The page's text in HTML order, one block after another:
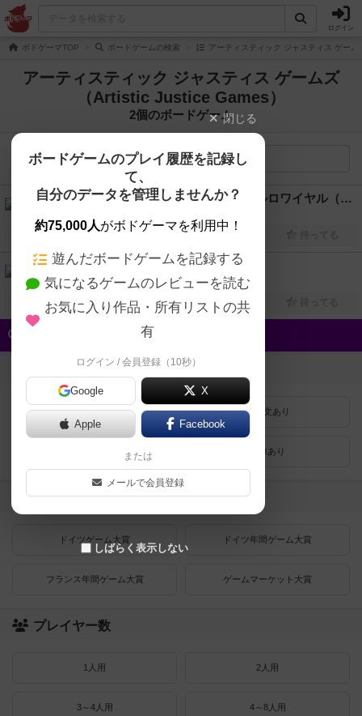
ログイン
ボドゲーマTOP ボードゲームの検索 アーティスティック ジャスティス ゲー
アーティスティック ジャスティス ゲームズ
（Artistic Justice Games）
2個のボードゲーム
検索メニュー
フェアリーテイルゲームズ：バトルロワイヤル（Fairytale Games: The Battle Royale）
持ってる
龍虎鳳雲（Dragon Tides）
1人～5人 60分前後 13歳～ 2015年～
興味あり 経験あり お気に入り 持ってる
登録状況
最近登録された順 紹介文あり
画像あり
受賞作品
ドイツゲーム大賞 ドイツ年間ゲーム大賞
フランス年間ゲーム大賞 ゲームマーケット大賞
プレイヤー数
1人用 2人用
3～4人用 4～8人用
閉じる
ボードゲームのプレイ履歴を記録し
て、
自分のデータを管理しませんか？
約75,000人がボドゲーマを利用中！
遊んだボードゲームを記録する
気になるゲームのレビューを読む
お気に入り作品・所有リストの共
有
ログイン / 会員登録（10秒）
Google X
Apple Facebook
または
メールで会員登録
しばらく表示しない